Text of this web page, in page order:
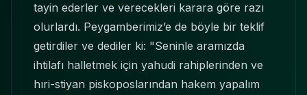
tayin ederler ve verecekleri karara göre razı
olurlardı. Peygamberimiz’e de böyle bir teklif
getirdiler ve dediler ki: "Seninle aramızda
ihtilafı halletmek için yahudi rahiplerinden ve
hıri-stiyan piskoposlarından hakem yapalım